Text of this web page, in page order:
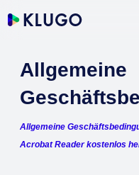
Allgemeine
Allgemeine
Acrobat Reader kostenlos